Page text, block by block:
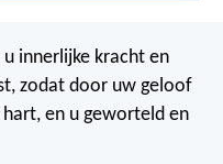
innerlijke kracht en
zodat door uw geloof
en u geworteld en